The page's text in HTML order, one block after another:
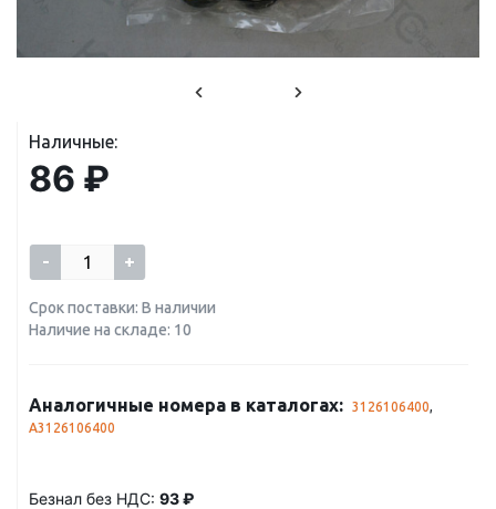
Наличные:
86 ₽
- +
Срок поставки: В наличии
Наличие на складе: 10
Аналогичные номера в каталогах: 3126106400,
A3126106400
Безнал без НДС: 93 ₽